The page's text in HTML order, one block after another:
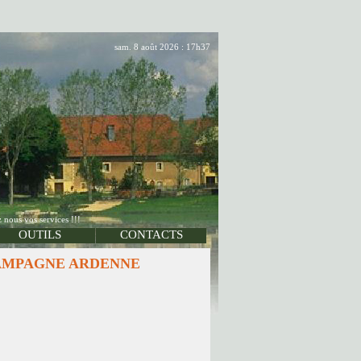
sam. 8 août 2026 : 17h37
nous vos services !!!
OUTILS CONTACTS
ARDENNE